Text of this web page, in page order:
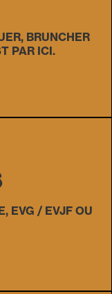
BRUNCHER
PAR ICI.
EVG / EVJF OU